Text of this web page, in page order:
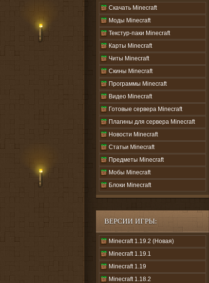
Скачать Minecraft
Моды Minecraft
Текстур-паки Minecraft
Карты Minecraft
Читы Minecraft
Скины Minecraft
Программы Minecraft
Видео Minecraft
Готовые сервера Minecraft
Плагины для сервера Minecraft
Новости Minecraft
Статьи Minecraft
Предметы Minecraft
Мобы Minecraft
Блоки Minecraft
ВЕРСИИ ИГРЫ:
Minecraft 1.19.2 (Новая)
Minecraft 1.19.1
Minecraft 1.19
Minecraft 1.18.2